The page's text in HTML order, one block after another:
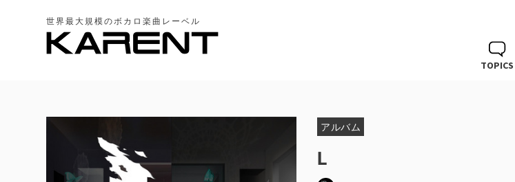
世界最大規模のボカロ楽曲レーベル
TOPICS
アルバム
L